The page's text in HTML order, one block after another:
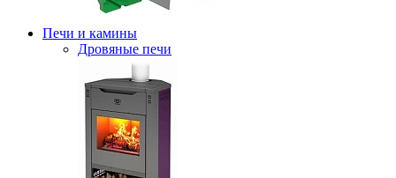
Печи и камины
Дровяные печи